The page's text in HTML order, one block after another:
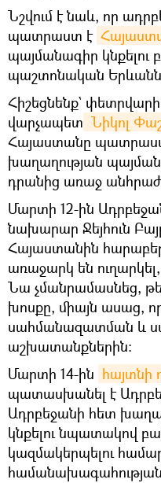
Նշվում է նաև, որ
պատրաստ է
պայմանագիր կնքելու
պաշտոնական Երևանն
Հիշեցնենք`
վարչապետ Նիկոլ
Հայաստանը
խաղաղության
դրանից առաջ
Մարտի 12-ին
նախարար Ջեյհուն
Հայաստանին
առաջարկ են
Նա չմանրամասնեց,
խոսքը, միայն ասաց,
սահմանազատման և
աշխատանքներին։
Մարտի 14-ին հայտնի
պատասխանել է
Ադրբեջանի հետ
կնքելու նպատակով
կազմակերպելու